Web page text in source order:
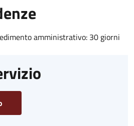
amministrativo: 30 giorni